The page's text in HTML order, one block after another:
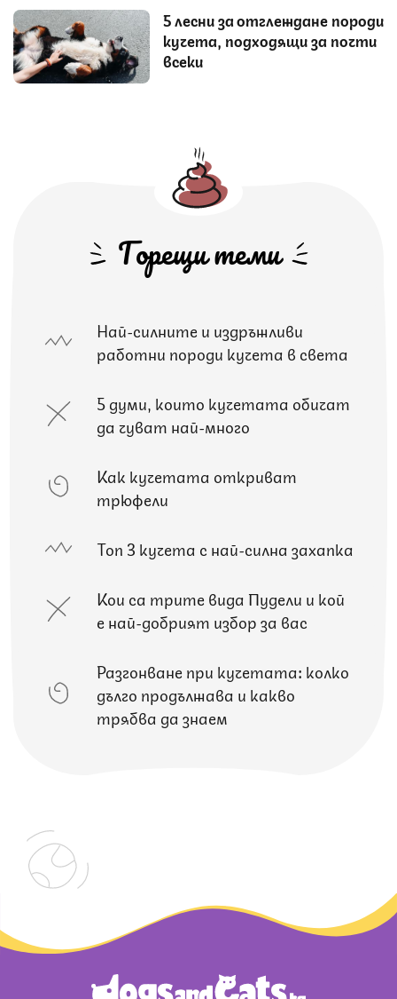
5 лесни за отглеждане породи
кучета, подходящи за почти
всеки
Горещи теми
Най-силните и издръжливи
работни породи кучета в света
5 думи, които кучетата обичат
да чуват най-много
Как кучетата откриват
трюфели
Топ 3 кучета с най-силна захапка
Кои са трите вида Пудели и кой
е най-добрият избор за вас
Разгонване при кучетата: колко
дълго продължава и какво
трябва да знаем